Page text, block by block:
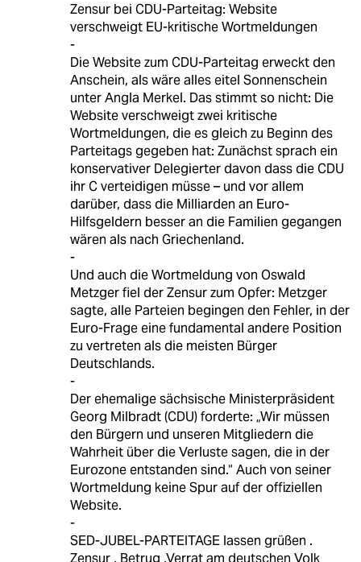
Zensur bei CDU-Parteitag: Website
verschweigt EU-kritische Wortmeldungen
-
Die Website zum CDU-Parteitag erweckt den
Anschein, als wäre alles eitel Sonnenschein
unter Angla Merkel. Das stimmt so nicht: Die
Website verschweigt zwei kritische
Wortmeldungen, die es gleich zu Beginn des
Parteitags gegeben hat: Zunächst sprach ein
konservativer Delegierter davon dass die CDU
ihr C verteidigen müsse – und vor allem
darüber, dass die Milliarden an Euro-
Hilfsgeldern besser an die Familien gegangen
wären als nach Griechenland.
-
Und auch die Wortmeldung von Oswald
Metzger fiel der Zensur zum Opfer: Metzger
sagte, alle Parteien begingen den Fehler, in der
Euro-Frage eine fundamental andere Position
zu vertreten als die meisten Bürger
Deutschlands.
-
Der ehemalige sächsische Ministerpräsident
Georg Milbradt (CDU) forderte: „Wir müssen
den Bürgern und unseren Mitgliedern die
Wahrheit über die Verluste sagen, die in der
Eurozone entstanden sind.“ Auch von seiner
Wortmeldung keine Spur auf der offiziellen
Website.
-
SED-JUBEL-PARTEITAGE lassen grüßen .